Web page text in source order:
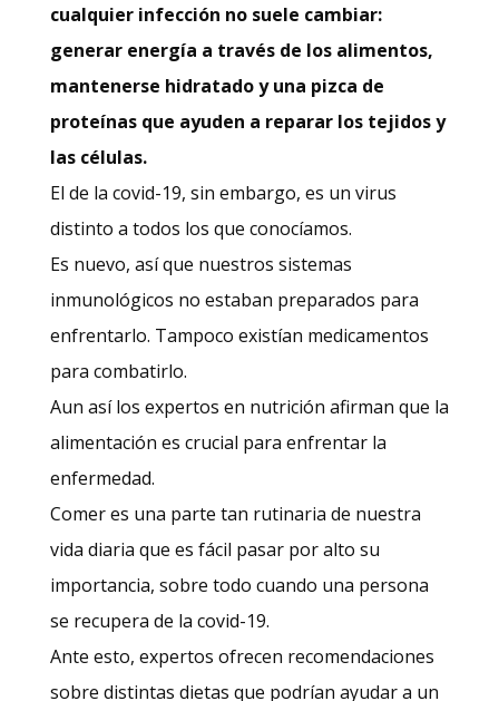
cualquier infección no suele cambiar:
generar energía a través de los alimentos,
mantenerse hidratado y una pizca de
proteínas que ayuden a reparar los tejidos y
las células.
El de la covid-19, sin embargo, es un virus
distinto a todos los que conocíamos.
Es nuevo, así que nuestros sistemas
inmunológicos no estaban preparados para
enfrentarlo. Tampoco existían medicamentos
para combatirlo.
Aun así los expertos en nutrición afirman que la
alimentación es crucial para enfrentar la
enfermedad.
Comer es una parte tan rutinaria de nuestra
vida diaria que es fácil pasar por alto su
importancia, sobre todo cuando una persona
se recupera de la covid-19.
Ante esto, expertos ofrecen recomendaciones
sobre distintas dietas que podrían ayudar a un